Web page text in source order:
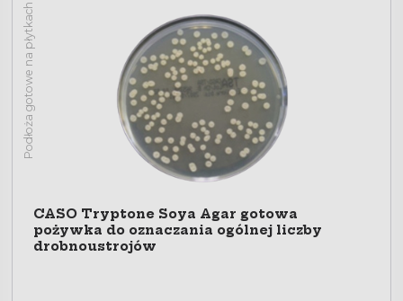
CASO Tryptone Soya Agar gotowa
pożywka do oznaczania ogólnej liczby
drobnoustrojów
Podłoża gotowe na płytkach